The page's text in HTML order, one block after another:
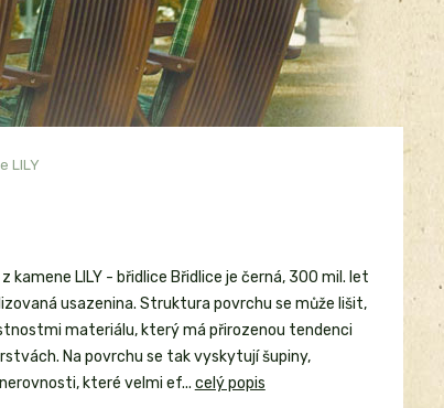
LILY
kamene LILY - břidlice Břidlice je černá, 300 mil. let
usazenina. Struktura povrchu se může lišit,
materiálu, který má přirozenou tendenci
Na povrchu se tak vyskytují šupiny,
které velmi ef... celý popis